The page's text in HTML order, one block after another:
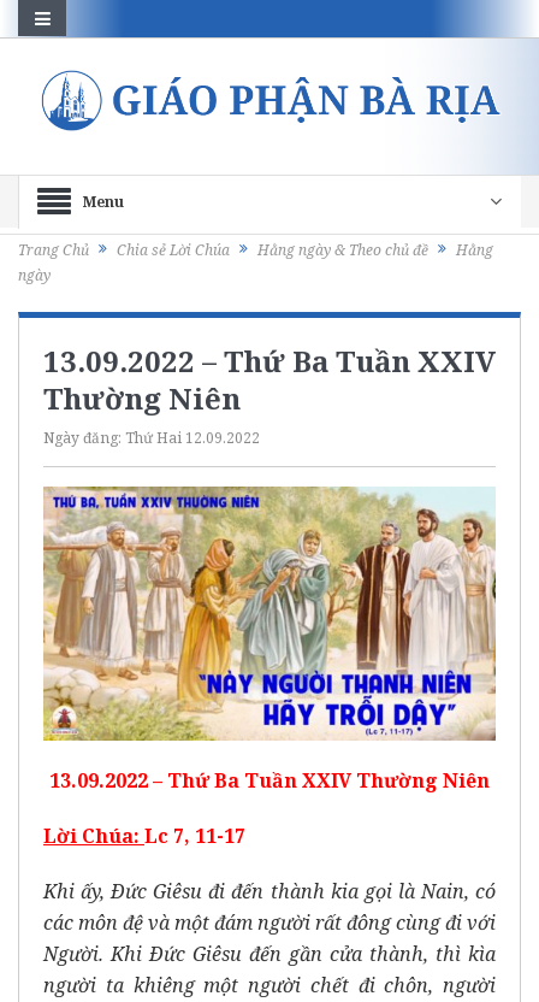
Menu
Trang Chủ Chia sẻ Lời Chúa Hằng ngày & Theo chủ đề
Hằng
ngày
13.09.2022 – Thứ Ba Tuần XXIV
Thường Niên
Ngày đăng: Thứ Hai 12.09.2022
13.09.2022 – Thứ Ba Tuần XXIV Thường Niên
Lời Chúa: Lc 7, 11-17
Khi ấy, Ðức Giêsu đi đến thành kia gọi là Nain, có
các môn đệ và một đám người rất đông cùng đi với
Người. Khi Ðức Giêsu đến gần cửa thành, thì kìa
người ta khiêng một người chết đi chôn, người